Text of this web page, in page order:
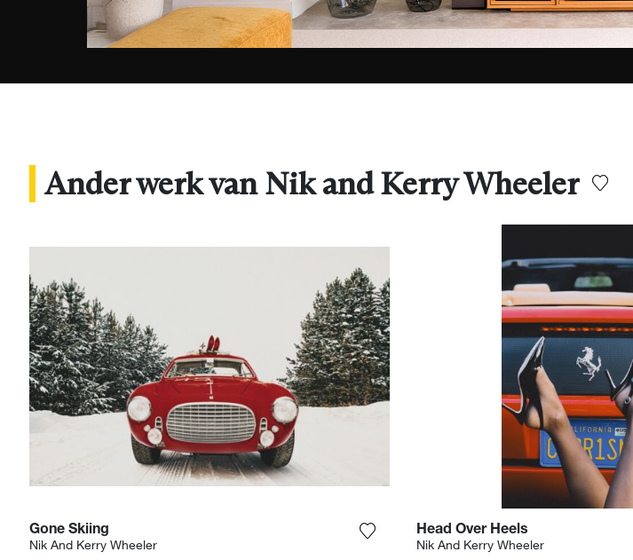
Ander werk van Nik and Kerry Wheeler
Gone Skiing
Nik And Kerry Wheeler Voeg het product toe aan mijn verlanglijst
Head Over Heels
Nik And Kerry Wheeler